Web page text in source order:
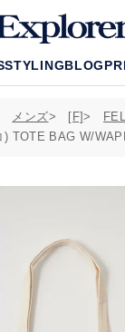
STYLINGBLOG
メンズ [F]
) TOTE BAG W/